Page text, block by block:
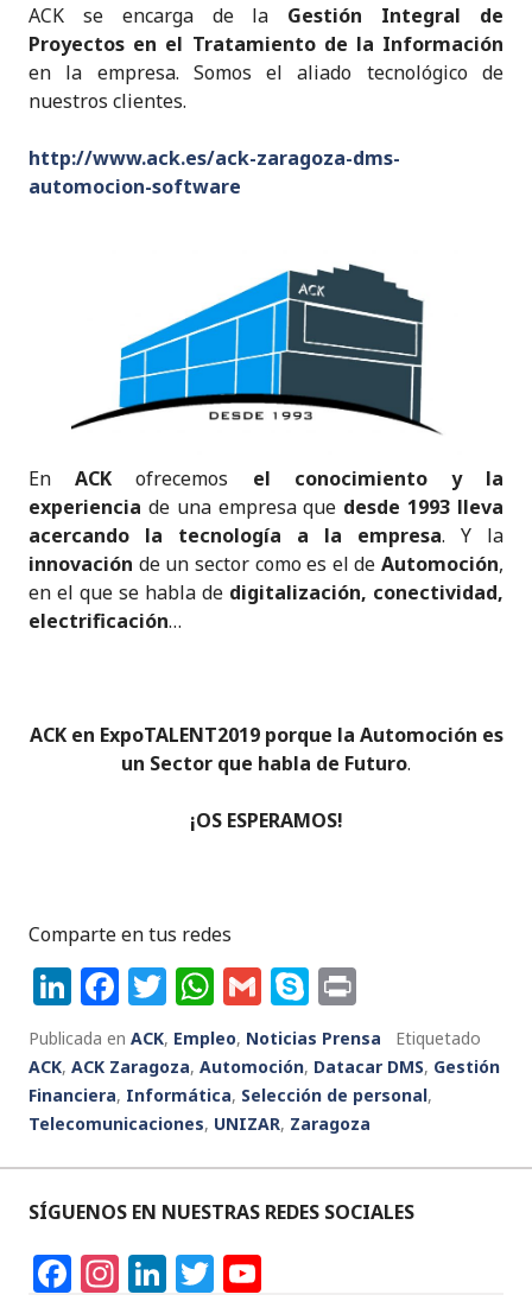
ACK se encarga de la Gestión Integral de
Proyectos en el Tratamiento de la Información
en la empresa. Somos el aliado tecnológico de
nuestros clientes.
http://www.ack.es/ack-zaragoza-dms-
automocion-software
EnACK ofrecemos el conocimiento y la
experiencia de una empresa que desde 1993 lleva
acercando la tecnología a la empresa. Y la
innovación de un sector como es el de Automoción,
en el que se habla de digitalización, conectividad,
electrificación…
ACK en ExpoTALENT2019 porque la Automoción es
un Sector que habla de Futuro.
¡OS ESPERAMOS!
Comparte en tus redes
Li
n
k
e
dI
n
F
a
c
e
b
o
o
k
T
w
it
te
r
W
h
a
ts
A
p
p
G
m
ai
l
S
k
y
p
e
ri
n
t
Publicada en ACK, Empleo, Noticias Prensa
Etiquetado
ACK, ACK Zaragoza, Automoción, Datacar DMS, Gestión
Financiera, Informática, Selección de personal,
Telecomunicaciones, UNIZAR, Zaragoza
SÍGUENOS EN NUESTRAS REDES SOCIALES
F In Li T